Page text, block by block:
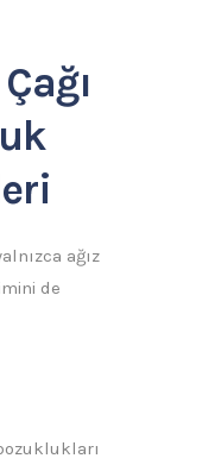
ağız
de